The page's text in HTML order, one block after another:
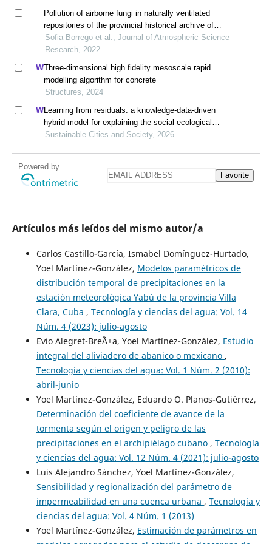
Pollution of airborne fungi in naturally ventilated
repositories of the provincial historical archive of
santiago de cuba (cuba)
Sofia Borrego et al., Journal of Atmospheric Science
Research, 2022
Three-dimensional high fidelity mesoscale rapid
modelling algorithm for concrete
Structures, 2024
Learning from residuals: a knowledge-data-driven
hybrid model for explaining the social-ecological
influences on urban agglomeration resilience
Sustainable Cities and Society, 2026
Powered by
Favorite
Artículos más leídos del mismo autor/a
Carlos Castillo-García, Ismabel Domínguez-Hurtado,
Yoel Martínez-González, Modelos paramétricos de
distribución temporal de precipitaciones en la
estación meteorológica Yabú de la provincia Villa
Clara, Cuba , Tecnología y ciencias del agua: Vol. 14
Núm. 4 (2023): julio-agosto
Evio Alegret-BreÃ±a, Yoel Martínez-González, Estudio
integral del aliviadero de abanico o mexicano ,
Tecnología y ciencias del agua: Vol. 1 Núm. 2 (2010):
abril-junio
Yoel Martínez-González, Eduardo O. Planos-Gutiérrez,
Determinación del coeficiente de avance de la
tormenta según el origen y peligro de las
precipitaciones en el archipiélago cubano , Tecnología
y ciencias del agua: Vol. 12 Núm. 4 (2021): julio-agosto
Luis Alejandro Sánchez, Yoel Martínez-González,
Sensibilidad y regionalización del parámetro de
impermeabilidad en una cuenca urbana , Tecnología y
ciencias del agua: Vol. 4 Núm. 1 (2013)
Yoel Martínez-González, Estimación de parámetros en